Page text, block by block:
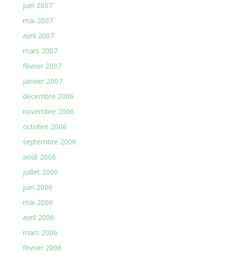
juin 2007
mai 2007
avril 2007
mars 2007
février 2007
janvier 2007
décembre 2006
novembre 2006
octobre 2006
septembre 2006
août 2006
juillet 2006
juin 2006
mai 2006
avril 2006
mars 2006
février 2006